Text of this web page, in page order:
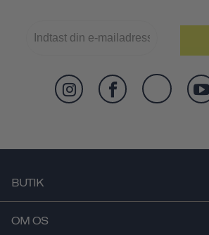
BUTIK
OM OS